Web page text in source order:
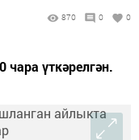
870 0 0
үткәрелгән.